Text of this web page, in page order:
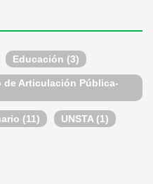
Educación (3)
de Articulación Pública-
(11) UNSTA (1)